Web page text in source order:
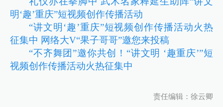
明‘趣’重庆”短视频创作传播活动
“讲文明‘趣’重庆”短视频创作传播活动火热
征集中 网络大V“果子哥哥”邀您来投稿
“不齐舞团”邀你共创！“讲文明 ‘趣重庆’”短
视频创作传播活动火热征集中
责任编辑：徐云卿